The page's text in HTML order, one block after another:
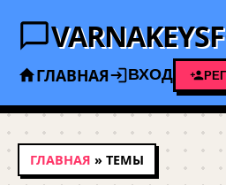
ГЛАВНАЯ ВХОД
ГЛАВНАЯ » ТЕМЫ